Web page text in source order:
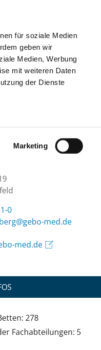
für soziale Medien
geben wir
Medien, Werbung
mit weiteren Daten
der Dienste
Marketing
DKV STELLENBÖRSE
0
obeg@grebneztuk
med.de
278
Fachabteilungen: 5